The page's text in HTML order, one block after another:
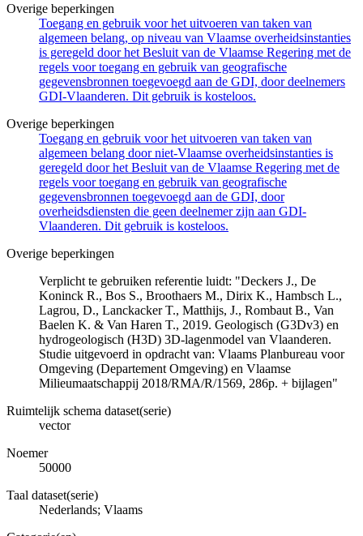
Overige beperkingen
Toegang en gebruik voor het uitvoeren van taken van
algemeen belang, op niveau van Vlaamse overheidsinstanties
is geregeld door het Besluit van de Vlaamse Regering met de
regels voor toegang en gebruik van geografische
gegevensbronnen toegevoegd aan de GDI, door deelnemers
GDI-Vlaanderen. Dit gebruik is kosteloos.
Overige beperkingen
Toegang en gebruik voor het uitvoeren van taken van
algemeen belang door niet-Vlaamse overheidsinstanties is
geregeld door het Besluit van de Vlaamse Regering met de
regels voor toegang en gebruik van geografische
gegevensbronnen toegevoegd aan de GDI, door
overheidsdiensten die geen deelnemer zijn aan GDI-
Vlaanderen. Dit gebruik is kosteloos.
Overige beperkingen
Verplicht te gebruiken referentie luidt: "Deckers J., De
Koninck R., Bos S., Broothaers M., Dirix K., Hambsch L.,
Lagrou, D., Lanckacker T., Matthijs, J., Rombaut B., Van
Baelen K. & Van Haren T., 2019. Geologisch (G3Dv3) en
hydrogeologisch (H3D) 3D-lagenmodel van Vlaanderen.
Studie uitgevoerd in opdracht van: Vlaams Planbureau voor
Omgeving (Departement Omgeving) en Vlaamse
Milieumaatschappij 2018/RMA/R/1569, 286p. + bijlagen"
Ruimtelijk schema dataset(serie)
vector
Noemer
50000
Taal dataset(serie)
Nederlands; Vlaams